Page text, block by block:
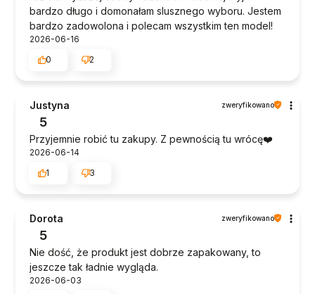
bardzo długo i domonałam slusznego wyboru. Jestem
bardzo zadowolona i polecam wszystkim ten model!
2026-06-16
0
2
Justyna zweryfikowano
5
Przyjemnie robić tu zakupy. Z pewnością tu wrócę❤️
2026-06-14
1
3
Dorota zweryfikowano
5
Nie dość, że produkt jest dobrze zapakowany, to
jeszcze tak ładnie wygląda.
2026-06-03